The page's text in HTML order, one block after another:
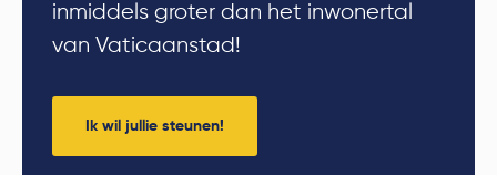
inmiddels groter dan het inwonertal
van Vaticaanstad!
Ik wil jullie steunen!